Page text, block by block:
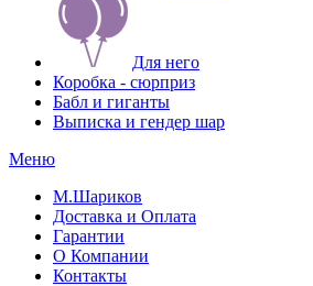
Для него
Коробка - сюрприз
Бабл и гиганты
Выписка и гендер шар
Меню
М.Шариков
Доставка и Оплата
Гарантии
О Компании
Контакты